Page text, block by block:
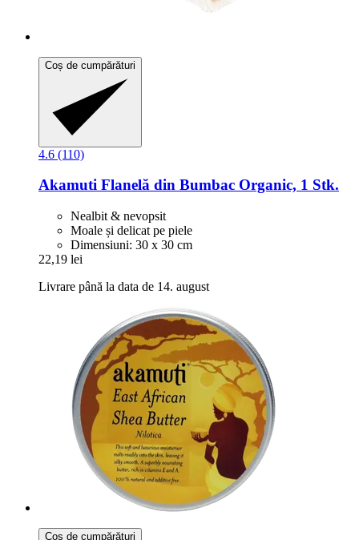
Coș de cumpărături
4.6 (110)
Akamuti Flanelă din Bumbac Organic, 1 Stk.
Nealbit & nevopsit
Moale și delicat pe piele
Dimensiuni: 30 x 30 cm
22,19 lei
Livrare până la data de 14. august
Coș de cumpărături